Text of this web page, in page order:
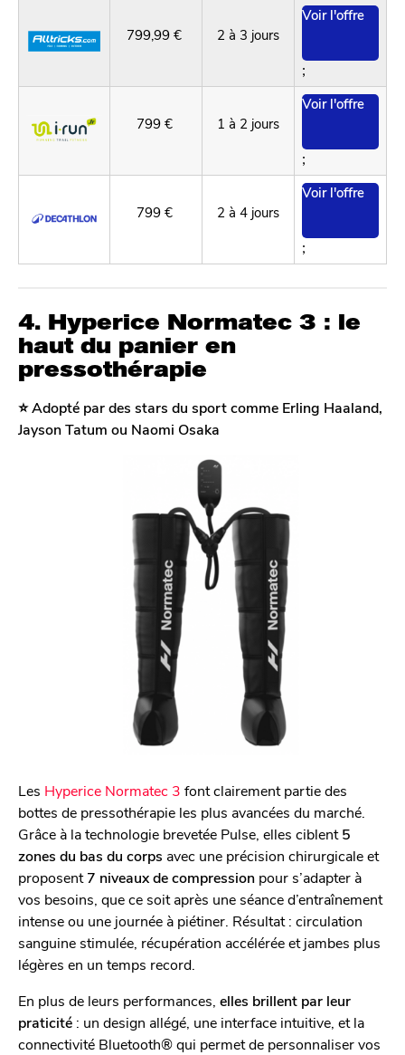
799,99 € 2 à 3 jours
Voir l'offre
;
799 € 1 à 2 jours
Voir l'offre
;
799 € 2 à 4 jours
Voir l'offre
;
4. Hyperice Normatec 3 : le
haut du panier en
pressothérapie
⭐️ Adopté par des stars du sport comme Erling Haaland,
Jayson Tatum ou Naomi Osaka
Les Hyperice Normatec 3 font clairement partie des
bottes de pressothérapie les plus avancées du marché.
Grâce à la technologie brevetée Pulse, elles ciblent5
zones du bas du corps avec une précision chirurgicale et
proposent7 niveaux de compression pour s’adapter à
vos besoins, que ce soit après une séance d’entraînement
intense ou une journée à piétiner. Résultat : circulation
sanguine stimulée, récupération accélérée et jambes plus
légères en un temps record.
En plus de leurs performances, elles brillent par leur
praticité : un design allégé, une interface intuitive, et la
connectivité Bluetooth® qui permet de personnaliser vos